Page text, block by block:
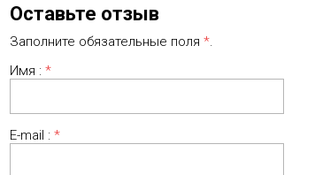
Оставьте отзыв
Заполните обязательные поля *.
Имя : *
E-mail : *